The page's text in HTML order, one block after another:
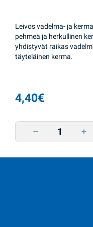
Leivos vadelma- ja
pehmeä ja herkullinen
yhdistyvät raikas
täyteläinen kerma.
4,40€
Biskuitti firmovyi